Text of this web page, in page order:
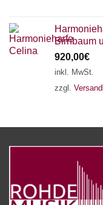
Birnbaum
920,00€
inkl. MwSt.
zzgl.